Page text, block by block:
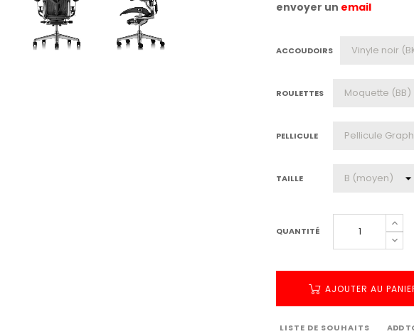
envoyer un email
ACCOUDOIRS
ROULETTES
PELLICULE
TAILLE
QUANTITÉ
AJOUTER AU
LISTE DE SOUHAITS ADD